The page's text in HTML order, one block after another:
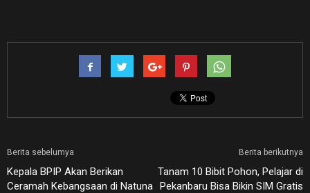
Berita sebelumya
Kepala BPIP Akan Berikan
Ceramah Kebangsaan di Natuna
Berita berikutnya
Tanam 10 Bibit Pohon, Pelajar di
Pekanbaru Bisa Bikin SIM Gratis